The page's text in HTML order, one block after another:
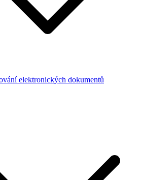
elektronických dokumentů